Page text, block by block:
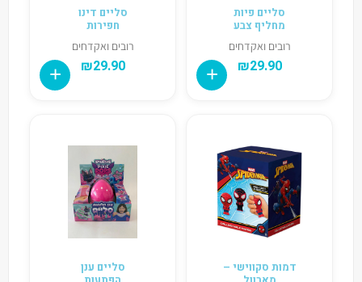
סליים פיות
מחליף צבע
רובים ואקדחים
₪29.90
סליים דינו
חפירות
רובים ואקדחים
₪29.90
דמות סקווישי –
סליים ענן